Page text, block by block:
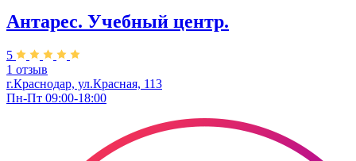
Антарес. Учебный центр.
5
1 отзыв
г.Краснодар, ул.Красная, 113
Пн-Пт 09:00-18:00